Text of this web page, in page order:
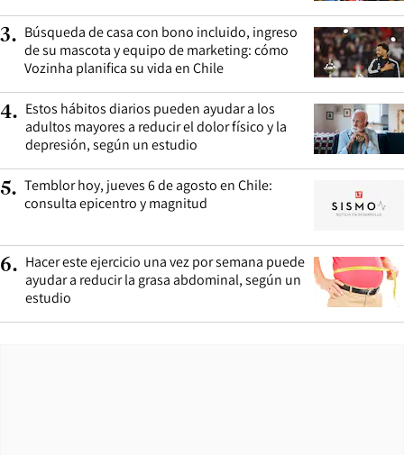
3. Búsqueda de casa con bono incluido, ingreso
de su mascota y equipo de marketing: cómo
Vozinha planifica su vida en Chile
4. Estos hábitos diarios pueden ayudar a los
adultos mayores a reducir el dolor físico y la
depresión, según un estudio
5. Temblor hoy, jueves 6 de agosto en Chile:
consulta epicentro y magnitud
6. Hacer este ejercicio una vez por semana puede
ayudar a reducir la grasa abdominal, según un
estudio